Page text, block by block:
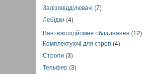
Залізовідділювачі (7)
Лебідки (4)
Вантажопідйомне обладнання (12)
Комплектуючі для строп (4)
Стропи (3)
Тельфер (3)